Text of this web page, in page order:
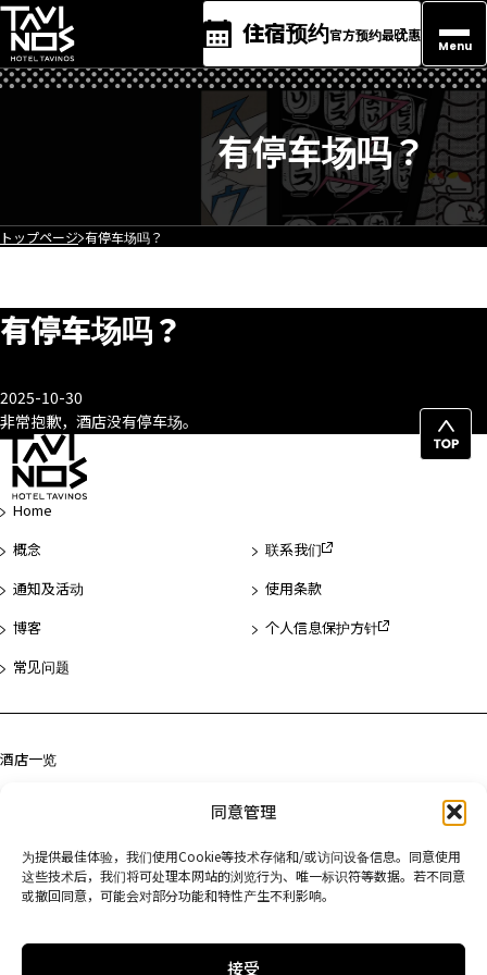
同意管理
为提供最佳体验，我们使用Cookie等技术存储和/或访问设备信息。同意使用
这些技术后，我们将可处理本网站的浏览行为、唯一标识符等数据。若不同意
或撤回同意，可能会对部分功能和特性产生不利影响。
接受
住宿预约官方预约最优惠
Menu
有停车场吗？
トップページ 有停车场吗？
有停车场吗？
2025-10-30
非常抱歉，酒店没有停车场。
返
Home
概念
通知及活动
博客
常见问题
联系我们
使用条款
个人信息保护方针
酒店一览
京都